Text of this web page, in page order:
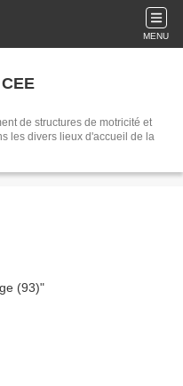
MENU
de structures de motricité et
les divers lieux d'accueil de la